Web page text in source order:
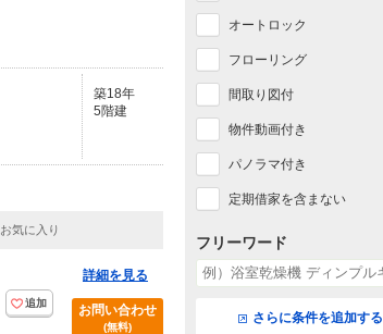
築18年
5階建
お気に入り
追加
詳細を見る
お問い合わせ
(無料)
オートロック
フローリング
間取り図付
物件動画付き
パノラマ付き
定期借家を含まない
フリーワード
さらに条件を追加する